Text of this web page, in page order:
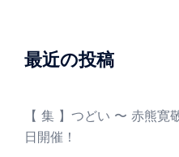
最近の投稿
【 集 】つどい 〜 赤熊
日開催！